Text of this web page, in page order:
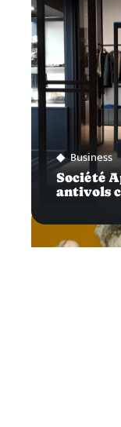
Business
Société
antivols